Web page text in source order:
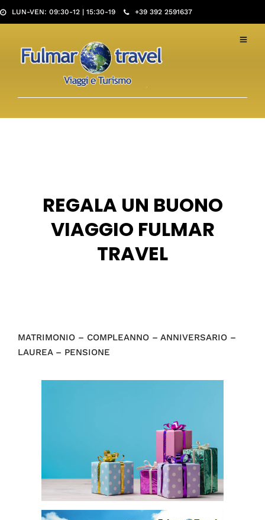
LUN-VEN: 09:30-12 | 15:30-19 +39 392 2591637
REGALA UN BUONO
VIAGGIO FULMAR
TRAVEL
MATRIMONIO – COMPLEANNO – ANNIVERSARIO –
LAUREA – PENSIONE